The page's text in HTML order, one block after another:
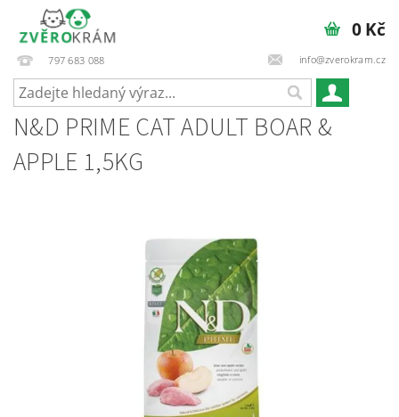
797 683 088 info@zverokram.cz
0 Kč
N&D PRIME CAT ADULT BOAR &
APPLE 1,5KG